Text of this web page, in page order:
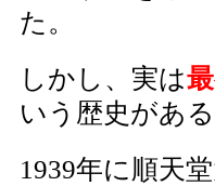
た。
しかし、実は
いう歴史があ
1939年に順天